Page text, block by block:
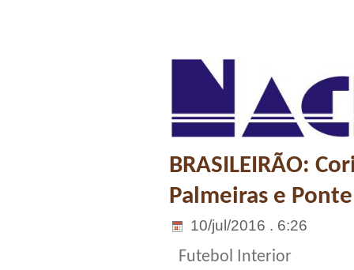
BRASILEIRÃO:
Palmeiras e
10/jul/2016 . 6:26
Futebol Interior